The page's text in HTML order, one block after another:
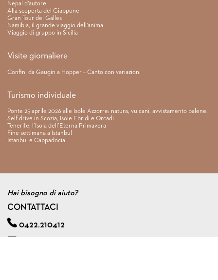
Nepal d’autore
Alla scoperta del Giappone
Gran Tour del Galles
Namibia, il grande viaggio dell’anima
Viaggio di gruppo in Sicilia
Visite giornaliere
Confini da Gaugin a Hopper – Canto con variazioni
Turismo individuale
Ponte 25 aprile 2026 alle Isole Azzorre: natura, vulcani, avvistamento balene.
Self drive in Scozia, Isole Ebridi e Orcadi
Tenerife, l’Isola dell’Eterna Primavera
Fine settimana a Istanbul
Istanbul e Cappadocia
Hai bisogno di aiuto?
CONTATTACI
0422.210412